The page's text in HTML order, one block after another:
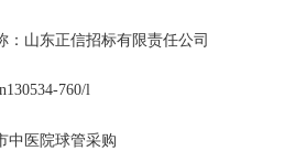
：山东正信招标有限责任公司
760/l
中医院球管采购